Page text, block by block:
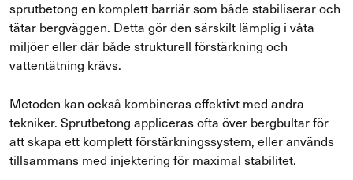
sprutbetong en komplett barriär som både stabiliserar och
tätar bergväggen. Detta gör den särskilt lämplig i våta
miljöer eller där både strukturell förstärkning och
vattentätning krävs.
Metoden kan också kombineras effektivt med andra
tekniker. Sprutbetong appliceras ofta över bergbultar för
att skapa ett komplett förstärkningssystem, eller används
tillsammans med injektering för maximal stabilitet.